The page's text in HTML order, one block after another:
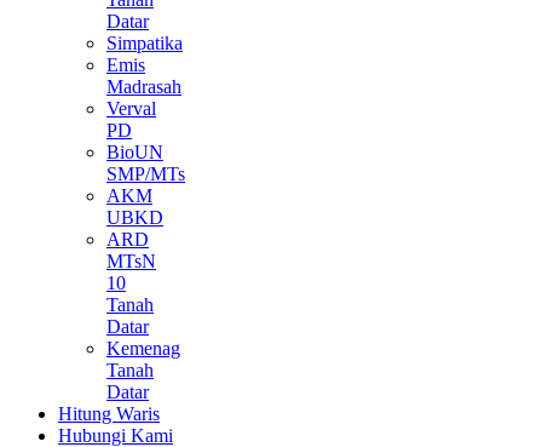
Datar
Simpatika
Emis
Madrasah
Verval
PD
BioUN
SMP/MTs
AKM
UBKD
ARD
MTsN
10
Tanah
Datar
Kemenag
Tanah
Datar
Hitung Waris
Hubungi Kami